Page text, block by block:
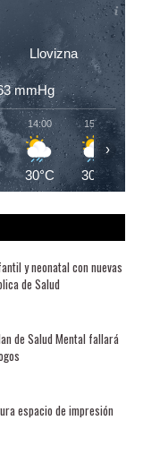
Llovizna
mmHg
14:00
30°C
15:00
30°C
›
y neonatal con nuevas
de Salud
de Salud Mental fallará
espacio de impresión